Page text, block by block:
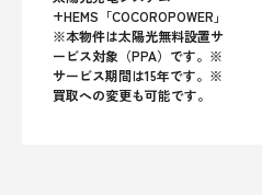
+HEMS「COCOROPOWER」
※本物件は太陽光無料設置サ
ービス対象（PPA）です。※
サービス期間は15年です。※
買取への変更も可能です。